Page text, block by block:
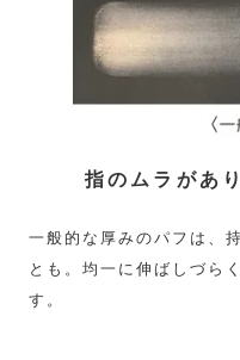
指のムラがあ
一般的な厚みのパフは、
とも。均一に伸ばしづら
す。